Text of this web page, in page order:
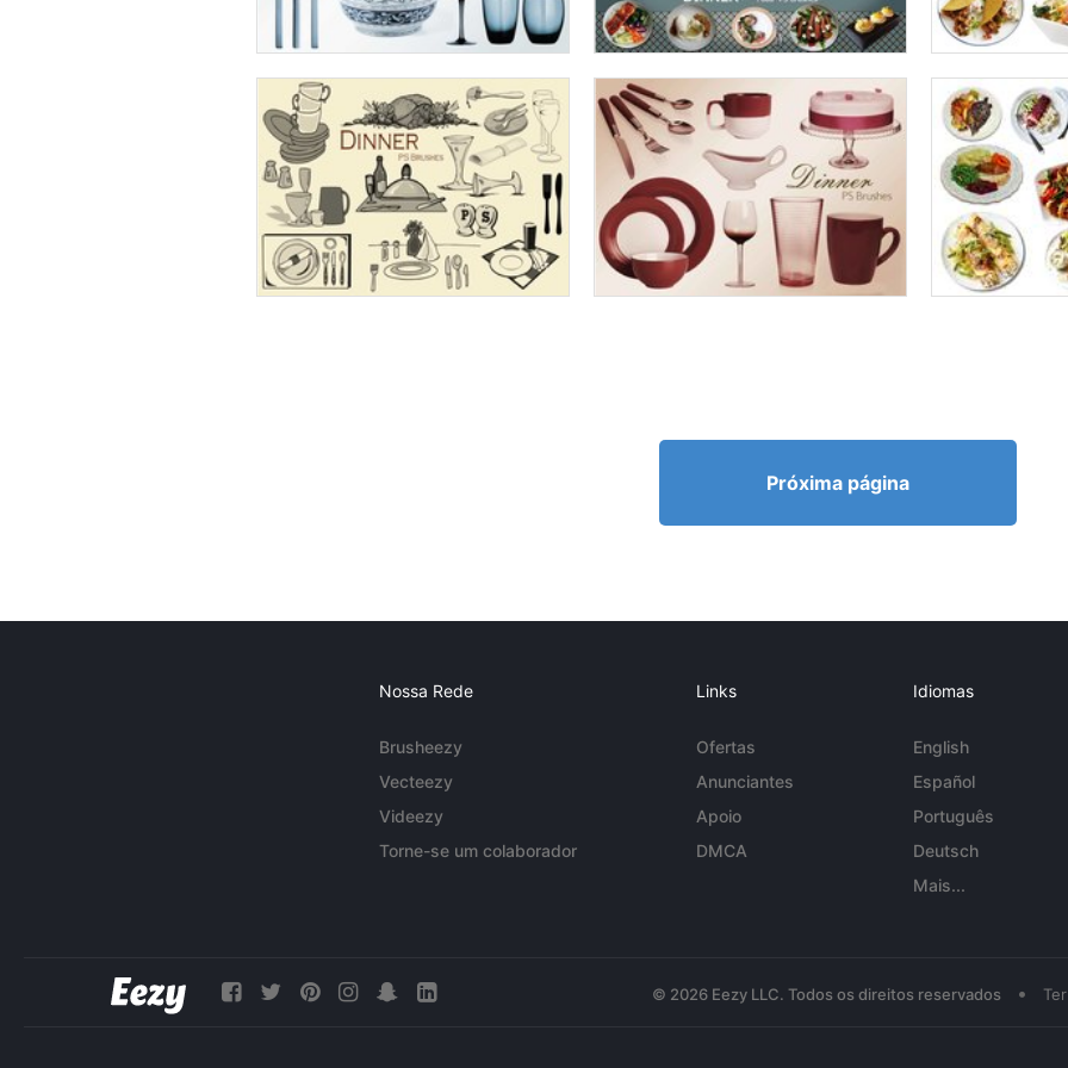
Próxima página
Nossa Rede
Brusheezy
Vecteezy
Videezy
Torne-se um colaborador
Links
Ofertas
Anunciantes
Apoio
DMCA
Idiomas
English
Español
Português
Deutsch
Mais...
© 2026 Eezy LLC. Todos os direitos reservados •